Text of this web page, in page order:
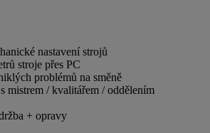
nastavení strojů
stroje přes PC
problémů na směně
mistrem / kvalitářem / oddělením
+ opravy